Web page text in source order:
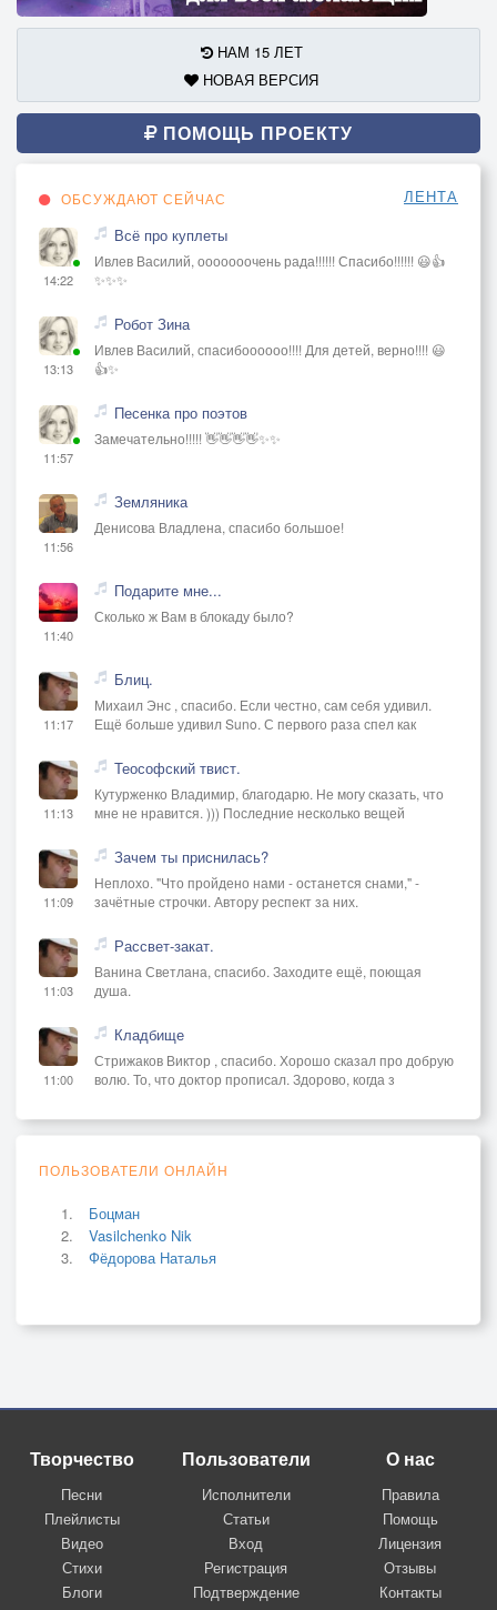
НАМ 15 ЛЕТ
НОВАЯ ВЕРСИЯ
ПОМОЩЬ ПРОЕКТУ
ОБСУЖДАЮТ СЕЙЧАС ЛЕНТА
14:22
Всё про куплеты
Ивлев Василий, ооооооочень рада!!!!!! Спасибо!!!!!! 😃👍
✨✨✨
13:13
Робот Зина
Ивлев Василий, спасибоооооо!!!! Для детей, верно!!!! 😃
👍✨
11:57
Песенка про поэтов
Замечательно!!!!! 👋👋👋👋✨✨
11:56
Земляника
Денисова Владлена, спасибо большое!
11:40
Подарите мне...
Сколько ж Вам в блокаду было?
11:17
Блиц.
Михаил Энс , спасибо. Если честно, сам себя удивил.
Ещё больше удивил Suno. С первого раза спел как
11:13
Теософский твист.
Кутурженко Владимир, благодарю. Не могу сказать, что
мне не нравится. ))) Последние несколько вещей
11:09
Зачем ты приснилась?
Неплохо. "Что пройдено нами - останется снами," -
зачётные строчки. Автору респект за них.
11:03
Рассвет-закат.
Ванина Светлана, спасибо. Заходите ещё, поющая
душа.
11:00
Кладбище
Стрижаков Виктор , спасибо. Хорошо сказал про добрую
волю. То, что доктор прописал. Здорово, когда з
ПОЛЬЗОВАТЕЛИ ОНЛАЙН
Боцман
Vasilchenko Nik
Фёдорова Наталья
Творчество
Песни
Плейлисты
Видео
Стихи
Блоги
Пользователи
Исполнители
Статьи
Вход
Регистрация
Подтверждение
О нас
Правила
Помощь
Лицензия
Отзывы
Контакты